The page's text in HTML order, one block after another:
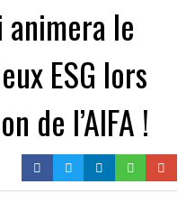
le
ESG lors
de l’AIFA !